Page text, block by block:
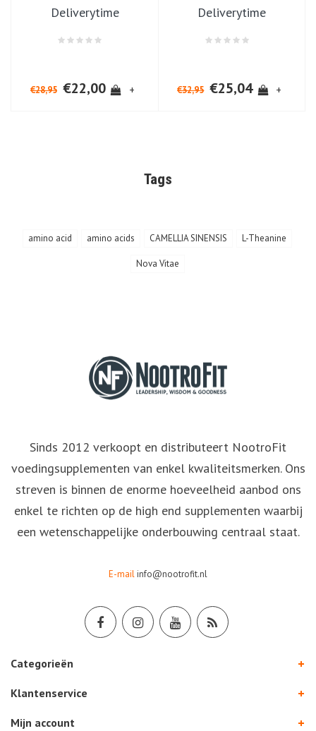
Deliverytime
€28,95 €22,00 +
Deliverytime
€32,95 €25,04 +
Tags
amino acid amino acids CAMELLIA SINENSIS L-Theanine
Nova Vitae
Sinds 2012 verkoopt en distributeert NootroFit
voedingsupplementen van enkel kwaliteitsmerken. Ons
streven is binnen de enorme hoeveelheid aanbod ons
enkel te richten op de high end supplementen waarbij
een wetenschappelijke onderbouwing centraal staat.
E-mailinfo@nootrofit.nl
Categorieën
Klantenservice
Mijn account